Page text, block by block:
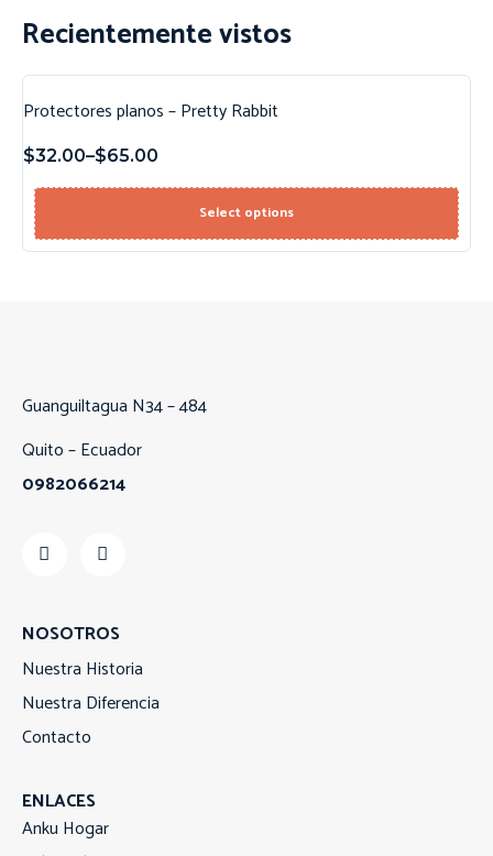
Recientemente vistos
Protectores planos – Pretty Rabbit
$32.00–$65.00
Select options
Guanguiltagua N34 – 484
Quito – Ecuador
0982066214
NOSOTROS
Nuestra Historia
Nuestra Diferencia
Contacto
ENLACES
Anku Hogar